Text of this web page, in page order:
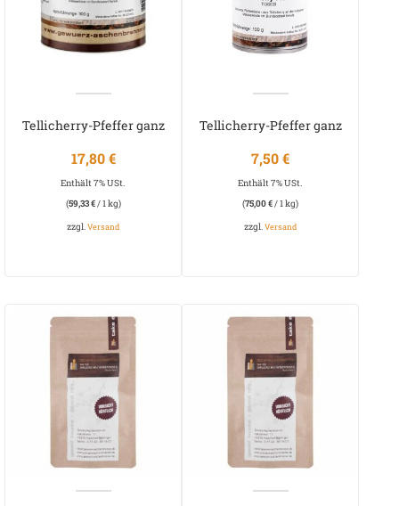
Tellicherry-Pfeffer ganz
17,80€
Enthält 7% USt.
(59,33€/ 1 kg)
zzgl.Versand
Tellicherry-Pfeffer ganz
7,50€
Enthält 7% USt.
(75,00€/ 1 kg)
zzgl.Versand